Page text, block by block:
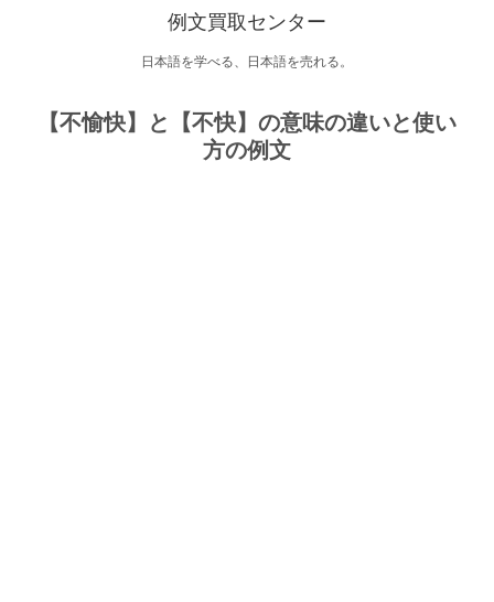
例文買取センター
日本語を学べる、日本語を売れる。
【不愉快】と【不快】の意味の違いと使い
方の例文